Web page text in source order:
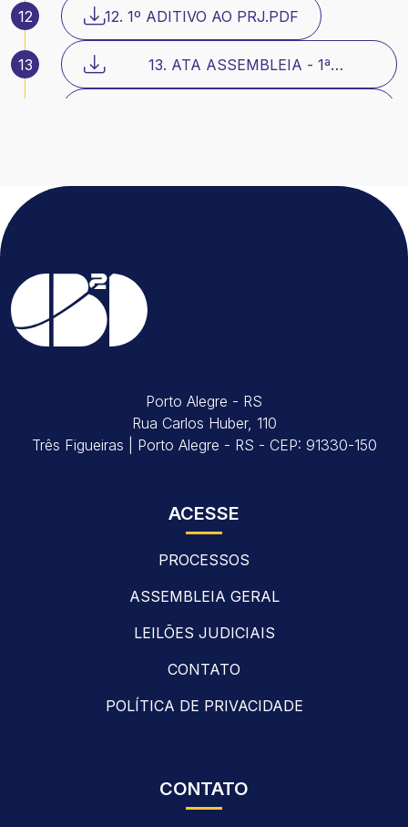
12
12. 1º ADITIVO AO PRJ.PDF
13
13. ATA ASSEMBLEIA - 1ª
CONVOCAÇÃO.PDF
CONVOCAÇÃO E ANEXOS.PDF
16
23 - 16.12.2024 - 2º MODIFICATIVO
26 - 17.12.2024 - ATA ASSEMBLEIA 2ª
CONV. 3º PROSSEGUIMENTO.PDF
Porto Alegre - RS
Rua Carlos Huber, 110
Três Figueiras | Porto Alegre - RS - CEP: 91330-150
ACESSE
PROCESSOS
ASSEMBLEIA GERAL
LEILÕES JUDICIAIS
CONTATO
POLÍTICA DE PRIVACIDADE
CONTATO